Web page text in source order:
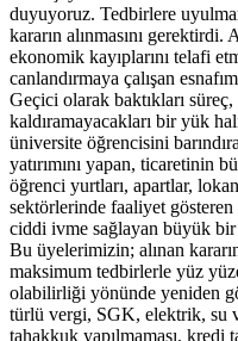
duyuyoruz. Tedbirlere
kararın alınmasını gerektirdi.
ekonomik kayıplarını telafi
canlandırmaya çalışan
Geçici olarak baktıkları
kaldıramayacakları bir yük
üniversite öğrencisini
yatırımını yapan, ticaretinin
öğrenci yurtları, apartlar,
sektörlerinde faaliyet
ciddi ivme sağlayan büyük
Bu üyelerimizin; alınan
maksimum tedbirlerle yüz
olabilirliği yönünde yeniden
türlü vergi, SGK, elektrik, su
tahakkuk yapılmaması, kredi